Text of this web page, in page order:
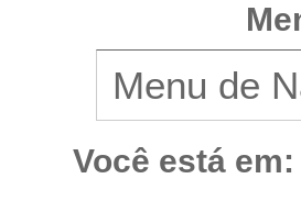
Você está em: